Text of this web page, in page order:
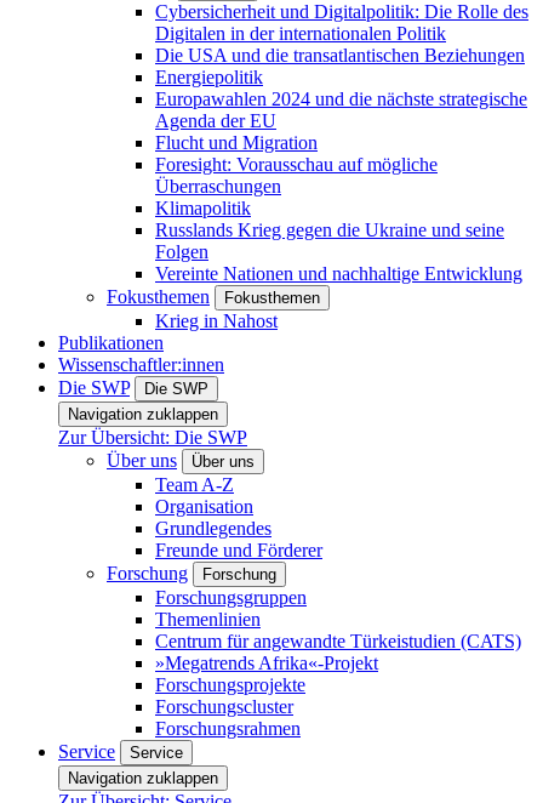
Cybersicherheit und Digitalpolitik: Die Rolle des
Digitalen in der internationalen Politik
Die USA und die transatlantischen Beziehungen
Energiepolitik
Europawahlen 2024 und die nächste strategische
Agenda der EU
Flucht und Migration
Foresight: Vorausschau auf mögliche
Überraschungen
Klimapolitik
Russlands Krieg gegen die Ukraine und seine
Folgen
Vereinte Nationen und nachhaltige Entwicklung
Fokusthemen
Fokusthemen
Krieg in Nahost
Publikationen
Wissenschaftler:innen
Die SWP
Die SWP
Navigation zuklappen
Zur Übersicht: Die SWP
Über uns
Über uns
Team A-Z
Organisation
Grundlegendes
Freunde und Förderer
Forschung
Forschung
Forschungsgruppen
Themenlinien
Centrum für angewandte Türkeistudien (CATS)
»Megatrends Afrika«-Projekt
Forschungsprojekte
Forschungscluster
Forschungsrahmen
Service
Service
Navigation zuklappen